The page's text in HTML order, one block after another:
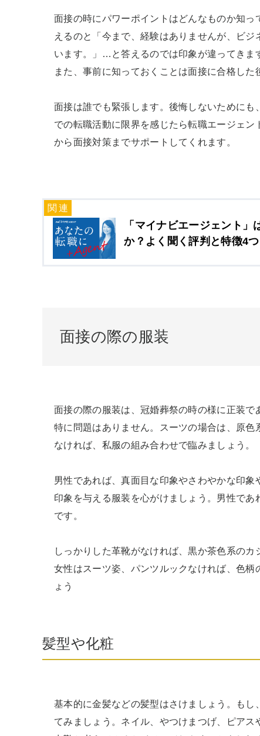
面接の時にパワーポイントはどんなものか知
えるのと「今まで、経験はありませんが、ビ
います。」…と答えるのでは印象が違ってきま
また、事前に知っておくことは面接に合格した
面接は誰でも緊張します。後悔しないために
での転職活動に限界を感じたら転職エージェ
から面接対策までサポートしてくれます。
「マイナビエージェント」
か？よく聞く評判と特徴4
面接の際の服装
面接の際の服装は、冠婚葬祭の時の様に正装
特に問題はありません。スーツの場合は、原
なければ、私服の組み合わせで臨みましょう。
男性であれば、真面目な印象やさわやかな印
印象を与える服装を心がけましょう。男性で
です。
しっかりした革靴がなければ、黒か茶色系のカ
女性はスーツ姿、パンツルックなければ、色
ょう
髪型や化粧
基本的に金髪などの髪型はさけましょう。も
てみましょう。ネイル、やつけまつげ、ピア